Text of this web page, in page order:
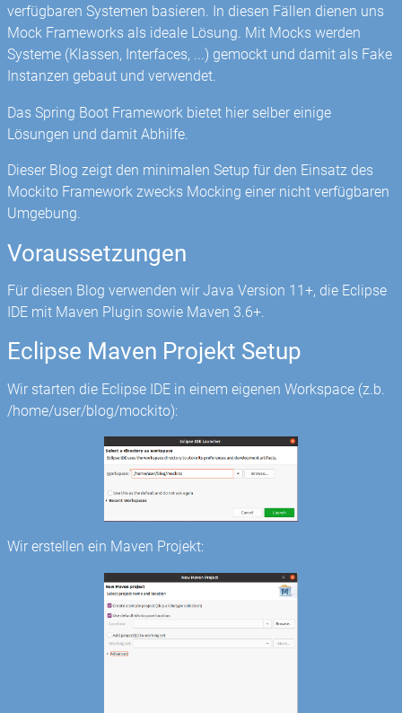
verfügbaren Systemen basieren. In diesen Fällen dienen uns
Mock Frameworks als ideale Lösung. Mit Mocks werden
Systeme (Klassen, Interfaces, ...) gemockt und damit als Fake
Instanzen gebaut und verwendet.
Das Spring Boot Framework bietet hier selber einige
Lösungen und damit Abhilfe.
Dieser Blog zeigt den minimalen Setup für den Einsatz des
Mockito Framework zwecks Mocking einer nicht verfügbaren
Umgebung.
Voraussetzungen
Für diesen Blog verwenden wir Java Version 11+, die Eclipse
IDE mit Maven Plugin sowie Maven 3.6+.
Eclipse Maven Projekt Setup
Wir starten die Eclipse IDE in einem eigenen Workspace (z.b.
/home/user/blog/mockito):
Wir erstellen ein Maven Projekt: